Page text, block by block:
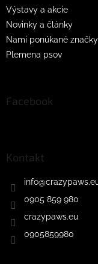
Výstavy a akcie
Novinky a články
Nami ponúkané značky
Plemena psov
Facebook
Kontakt
info@
0905 859 980
crazypaws.eu
0905859980